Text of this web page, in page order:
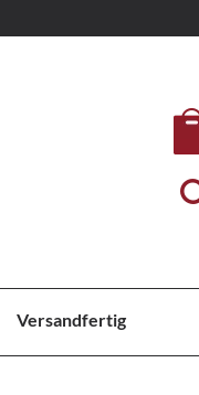
Versandfertig